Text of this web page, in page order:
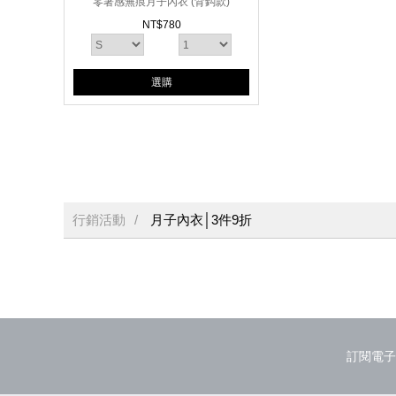
NT$780
選購
行銷活動 月子內衣│3件9折
訂閱電